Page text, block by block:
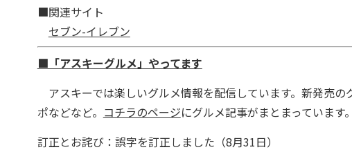
■関連サイト
セブン-イレブン
■「アスキーグルメ」やってます
アスキーでは楽しいグルメ情報を配信しています。新発売
ポなどなど。 コチラのページにグルメ記事がまとまっています
訂正とお詫び：誤字を訂正しました（8月31日）